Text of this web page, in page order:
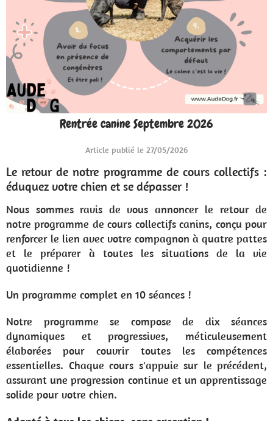
Rentrée canine Septembre 2026
Article publié le 27/05/2026
Le retour de notre programme de cours collectifs :
éduquez votre chien et se dépasser !
Nous sommes ravis de vous annoncer le retour de
notre programme de cours collectifs canins, conçu pour
renforcer le lien avec votre compagnon à quatre pattes
et le préparer à toutes les situations de la vie
quotidienne !
Un programme complet en 10 séances !
Notre programme se compose de dix séances
dynamiques et progressives, méticuleusement
élaborées pour couvrir toutes les compétences
essentielles. Chaque cours s'appuie sur le précédent,
assurant une progression continue et un apprentissage
solide pour votre chien.